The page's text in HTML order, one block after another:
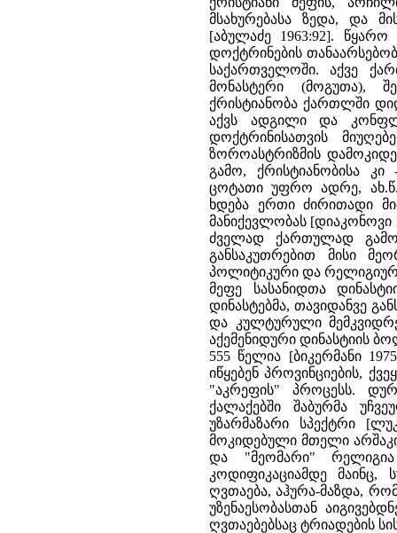
მსახურებასა ზედა, და
[აბულაძე 1963:92].
დოქტრინების
საქართველოში. აქვე
მონასტერი (მოგუთა),
ქრისტიანობა ქართლში
აქვს ადგილი და
დოქტრინისათვის
ზოროასტრიზმის
გამო, ქრისტიანობისა კი
ცოტათი უფრო ადრე,
ხდება ერთი ძირითადი
მანიქევლობას [დიაკონოვი
ძველად ქართულად
განსაკუთრებით მისი
პოლიტიკური და რელიგიური
მეფე სასანიდთა
დინასტებმა, თავიდანვე
და კულტურული
აქემენიდური დინასტიის
555 წელია [ბიკერმანი
იწყებენ პროვინციების,
"აკრეფის" პროცესს.
ქალაქებში შაბურმა
უზარმაზარი სპექტრი
მოკიდებული მთელი
და "მეომარი"
კოდიფიკაციამდე
ღვთაება, აჰურა-მაზდა,
უზენაესობასთან
ღვთაებებსაც ტრიადების